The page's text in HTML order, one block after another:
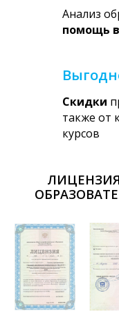
Анализ
помощь
Скидки
также от
курсов